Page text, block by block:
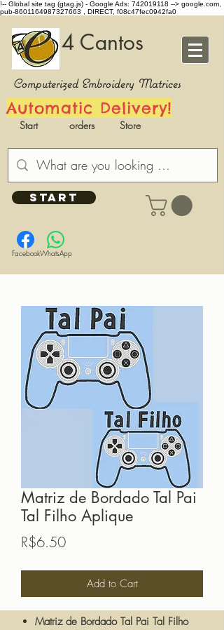
!-- Global site tag (gtag.js) - Google Ads: 742019118 --> google.com,
pub-8601164987327663 , DIRECT, f08c47fec0942fa0
4 Cantos
Computerized Embroidery Matrices
Automatic Delivery!
Start orders Store
START
FacebookWhatsApp
Matriz de Bordado Tal Pai
Tal Filho Aplique
R$6.50Price
Add to Cart
Matriz de Bordado Tal Pai Tal Filho